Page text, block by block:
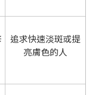
追求快速淡斑或提
亮膚色的人